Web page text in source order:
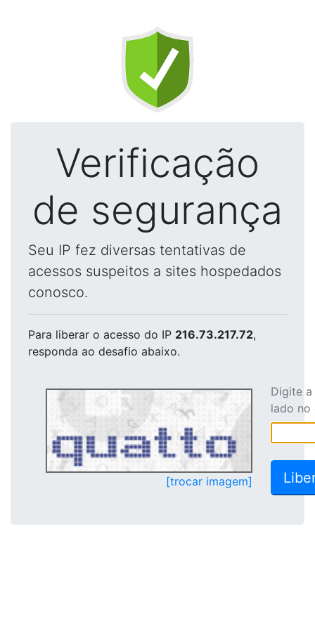
Verificação
de segurança
Seu IP fez diversas tentativas de
acessos suspeitos a sites hospedados
conosco.
Para liberar o acesso do IP 216.73.217.72,
responda ao desafio abaixo.
[trocar imagem]
Digite
lado no